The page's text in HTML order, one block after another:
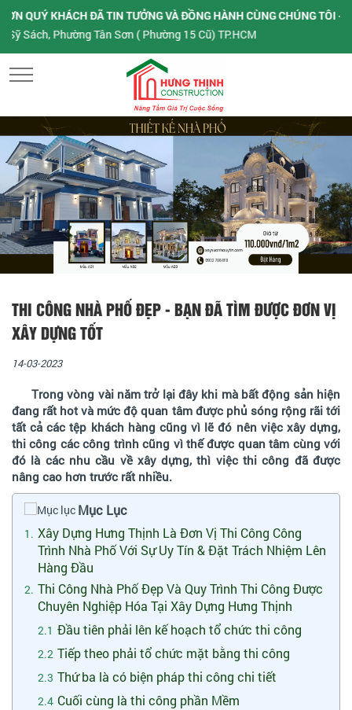
KHÁCH ĐÃ TIN TƯỞNG VÀ ĐỒNG HÀNH CÙNG CHÚNG TÔI -
Phường Tân Sơn ( Phường 15 Cũ) TP.HCM
THI CÔNG NHÀ PHỐ ĐẸP - BẠN ĐÃ TÌM ĐƯỢC ĐƠN VỊ
XÂY DỰNG TỐT
14-03-2023
Trong vòng vài năm trở lại đây khi mà bất động sản hiện
đang rất hot và mức độ quan tâm được phủ sóng rộng rãi tới
tất cả các tệp khách hàng cũng vì lẽ đó nên việc xây dựng,
thi công các công trình cũng vì thế được quan tâm cùng với
đó là các nhu cầu về xây dựng, thì việc thi công đã được
nâng cao hơn trước rất nhiều.
Mục Lục
Xây Dựng Hưng Thịnh Là Đơn Vị Thi Công Công
Trình Nhà Phố Với Sự Uy Tín & Đặt Trách Nhiệm Lên
Hàng Đầu
Thi Công Nhà Phố Đẹp Và Quy Trình Thi Công Được
Chuyên Nghiệp Hóa Tại Xây Dựng Hưng Thịnh
Đầu tiên phải lên kế hoạch tổ chức thi công
Tiếp theo phải tổ chức mặt bằng thi công
Thứ ba là có biện pháp thi công chi tiết
Cuối cùng là thi công phần Mềm